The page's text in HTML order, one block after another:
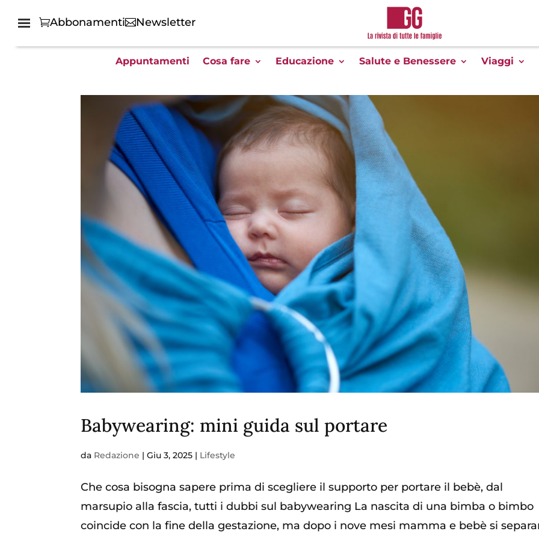
Abbonamenti Newsletter
Appuntamenti Cosa fare Educazione Salute e Benessere Viaggi
Babywearing: mini guida sul portare
da Redazione |Giu 3, 2025 | Lifestyle
Che cosa bisogna sapere prima di scegliere il supporto per portare il bebè, dal
marsupio alla fascia, tutti i dubbi sul babywearing La nascita di una bimba o bimbo
coincide con la fine della gestazione, ma dopo i nove mesi mamma e bebè si